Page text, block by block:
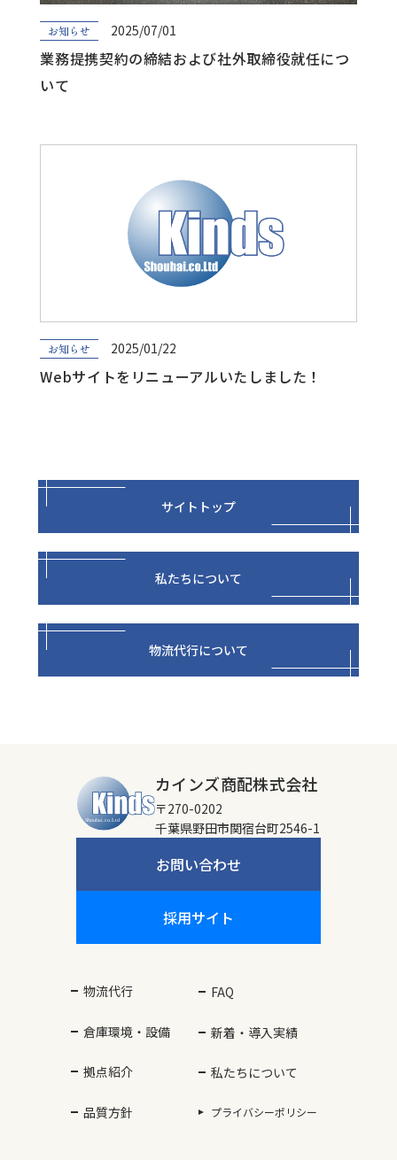
お知らせ 2025/07/01
業務提携契約の締結および社外取締役就任につ
いて
お知らせ 2025/01/22
Webサイトをリニューアルいたしました！
サイトトップ
私たちについて
物流代行について
カインズ商配株式会社
〒270-0202
千葉県野田市関宿台町2546-1
お問い合わせ
採用サイト
物流代行
倉庫環境・設備
拠点紹介
品質方針
FAQ
新着・導入実績
私たちについて
プライバシーポリシー